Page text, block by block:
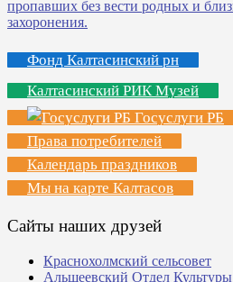
Фонд Калтасинский рн
Калтасинский РИК Музей
Госуслуги РБ
Права потребителей
Календарь праздников
Мы на карте Калтасов
Сайты наших друзей
Краснохолмский сельсовет
Альшеевский Отдел Культуры